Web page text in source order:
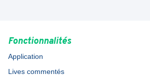
Fonctionnalités
Application
Lives commentés